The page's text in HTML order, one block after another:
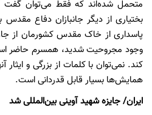
متحمل شده‌اند که فقط می‌توان
بختیاری از دیگر جانبازان دفاع مقدس
پاسداری از خاک مقدس کشورمان از
وجود مجروحیت شدید، همسرم حاضر
کند. نمی‌توان با کلمات از بزرگی و
همایش‌ها بسیار قابل قدردانی است.
ایران/ جایزه شهید آوینی بین‌المللی شد